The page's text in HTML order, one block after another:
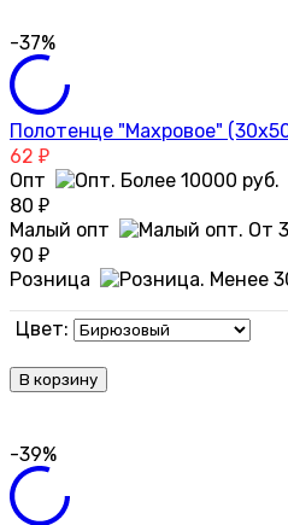
-37%
Полотенце "Махровое"
62 ₽
Опт
80 ₽
Малый опт
90 ₽
Розница
Цвет:
В корзину
-39%